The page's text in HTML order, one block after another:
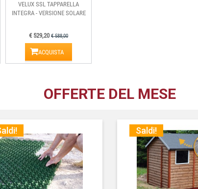
VELUX SSL TAPPARELLA
INTEGRA - VERSIONE SOLARE
€ 529,20€ 588,00
ACQUISTA
OFFERTE DEL MESE
Saldi!